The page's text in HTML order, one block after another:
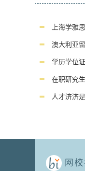
上海学雅
澳大利亚
学历学位
在职研究
人才济济
网